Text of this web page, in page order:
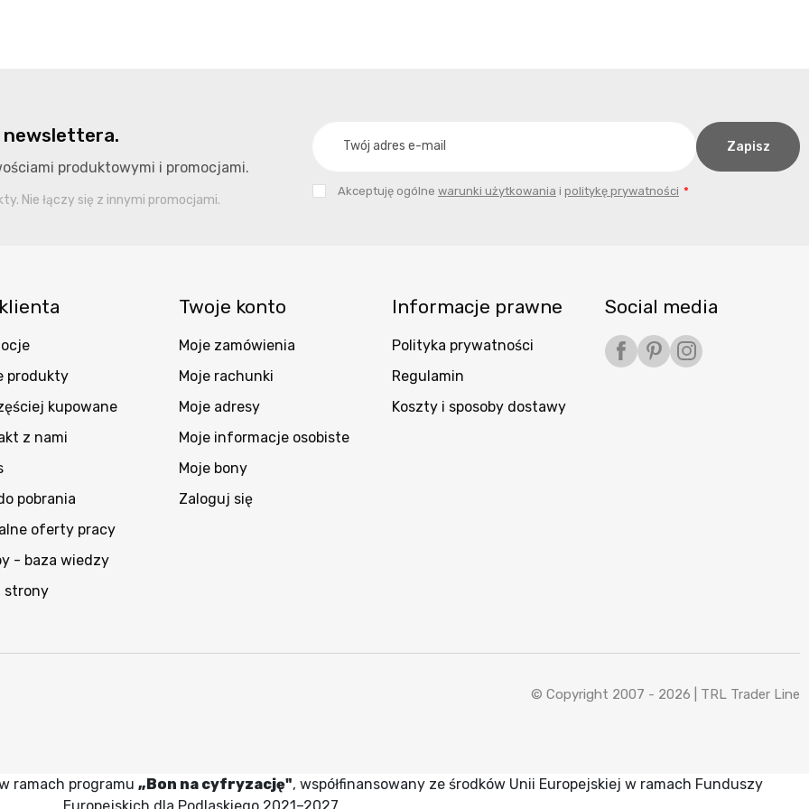
newslettera.
produktowymi i promocjami.
Nie łączy się z innymi promocjami.
Akceptuję ogólne warunki użytkowania i politykę prywatności
produkty
kupowane
z nami
pobrania
oferty pracy
- baza wiedzy
strony
Twoje konto
Moje zamówienia
Moje rachunki
Moje adresy
Moje informacje osobiste
Moje bony
Zaloguj się
Informacje prawne
Polityka prywatności
Regulamin
Koszty i sposoby dostawy
Social media
Facebook
PinterestInstagram
© Copyright 2007 - 2026 | TRL Trader Line
ramach programu „Bon na cyfryzację", współfinansowany ze środków Unii Europejskiej w ramach Funduszy